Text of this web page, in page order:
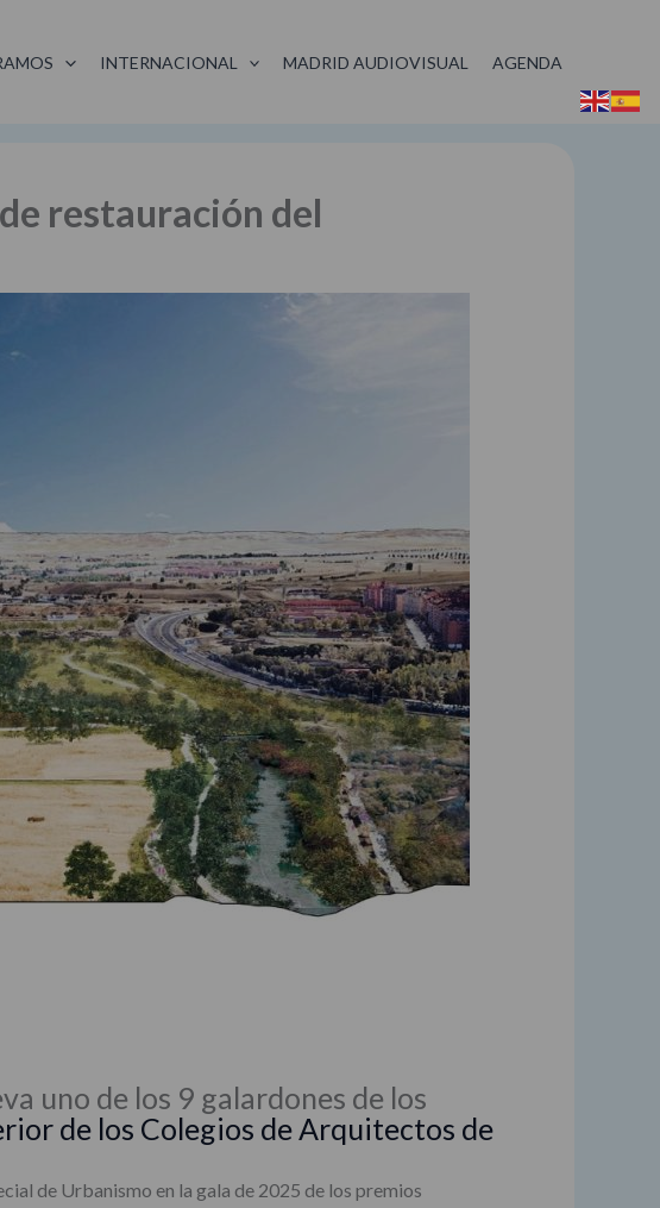
INTERNACIONAL MADRID AUDIOVISUAL AGENDA
restauración del
uno de los 9 galardones de los
de los Colegios de Arquitectos de
de Urbanismo en la gala de 2025 de los premios